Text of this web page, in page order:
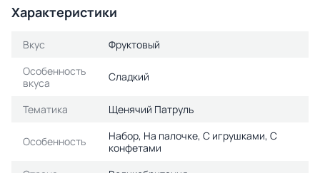
Характеристики
Вкус
Фруктовый
Особенность
вкуса
Сладкий
Тематика Щенячий Патруль
Особенность
Набор, На палочке, С игрушками, С
конфетами